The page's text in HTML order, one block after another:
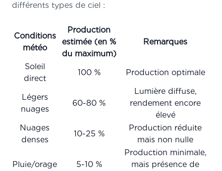
différents types de ciel :
Conditions
météo
Production
estimée (en %
du maximum)
Remarques
Soleil
direct
100 % Production optimale
Légers
nuages
60-80 %
Lumière diffuse,
rendement encore
élevé
Nuages
denses
10-25 %
Production réduite
mais non nulle
Pluie/orage 5-10 %
Production minimale,
mais présence de